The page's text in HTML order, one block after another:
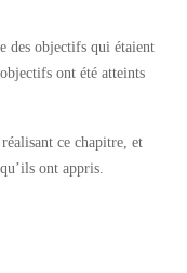
des objectifs qui étaient
ont été atteints
ce chapitre, et
ont appris.